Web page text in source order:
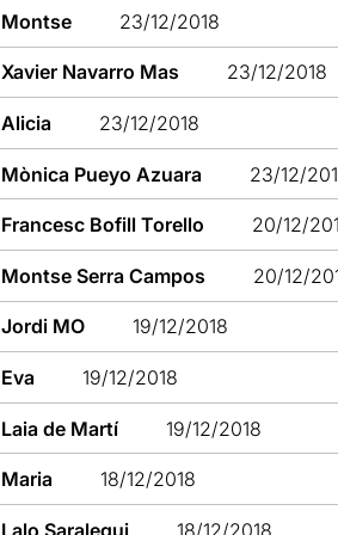
Montse 23/12/2018
Xavier Navarro Mas 23/12/2018
Alicia 23/12/2018
Mònica Pueyo Azuara 23/12/
Francesc Bofill Torello 20/12/
Montse Serra Campos 20/12/
Jordi MO 19/12/2018
Eva 19/12/2018
Laia de Martí 19/12/2018
Maria 18/12/2018
Lalo Saralegui 18/12/2018